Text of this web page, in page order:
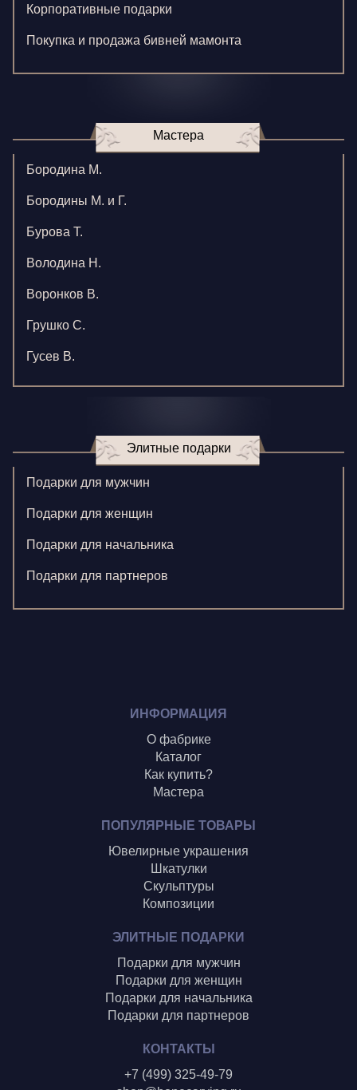
Корпоративные подарки
Покупка и продажа бивней мамонта
Мастера
Бородина М.
Бородины М. и Г.
Бурова Т.
Володина Н.
Воронков В.
Грушко С.
Гусев В.
Зверева В.
Кормилицына Е.
Корнилова В.
Ларионова С.
Левушкина Н.
Ненажный А.
Олонцев О.
Элитные подарки
Подарки для мужчин
Подарки для женщин
Подарки для начальника
Подарки для партнеров
ИНФОРМАЦИЯ
О фабрике
Каталог
Как купить?
Мастера
ПОПУЛЯРНЫЕ ТОВАРЫ
Ювелирные украшения
Шкатулки
Скульптуры
Композиции
ЭЛИТНЫЕ ПОДАРКИ
Подарки для мужчин
Подарки для женщин
Подарки для начальника
Подарки для партнеров
КОНТАКТЫ
+7 (499) 325-49-79